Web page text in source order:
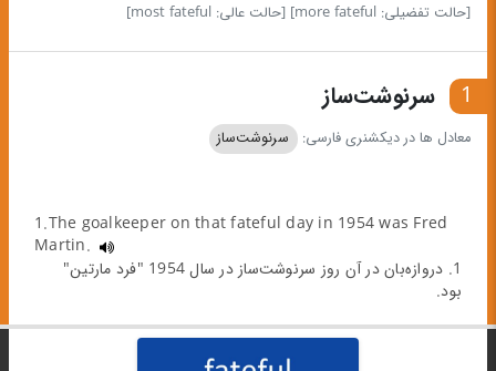
[حالت تفضیلی: more fateful]
[حالت عالی: most fateful]
1 سرنوشت‌ساز
معادل ها در دیکشنری فارسی: سرنوشت‌ساز
1.The goalkeeper on that fateful day in 1954 was Fred
Martin.
1. دروازه‌بان در آن روز سرنوشت‌ساز در سال 1954 "فرد مارتین"
بود.